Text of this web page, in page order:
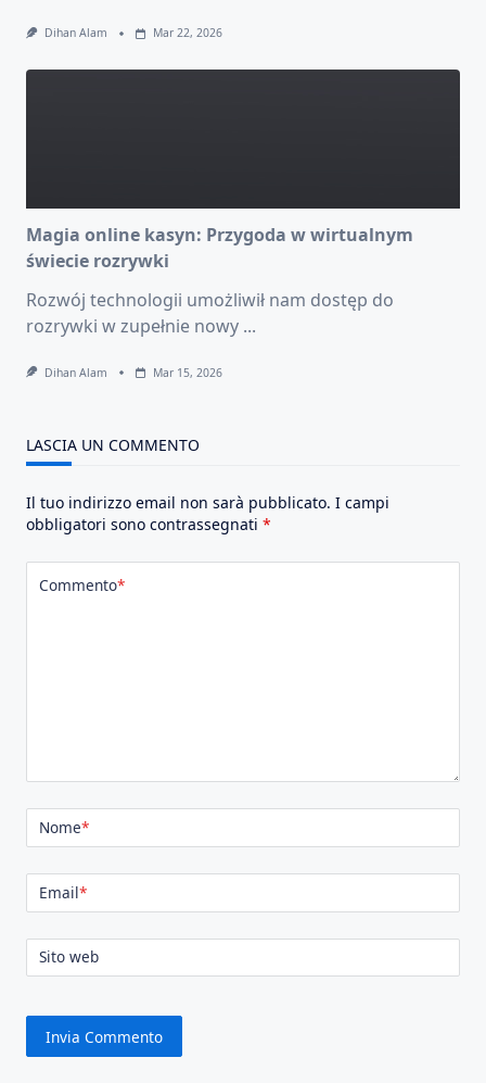
Dihan Alam Mar 22, 2026
Magia online kasyn: Przygoda w wirtualnym
świecie rozrywki
Rozwój technologii umożliwił nam dostęp do
rozrywki w zupełnie nowy ...
Dihan Alam Mar 15, 2026
LASCIA UN COMMENTO
Il tuo indirizzo email non sarà pubblicato. I campi
obbligatori sono contrassegnati *
Commento*
Nome*
Email*
Sito web